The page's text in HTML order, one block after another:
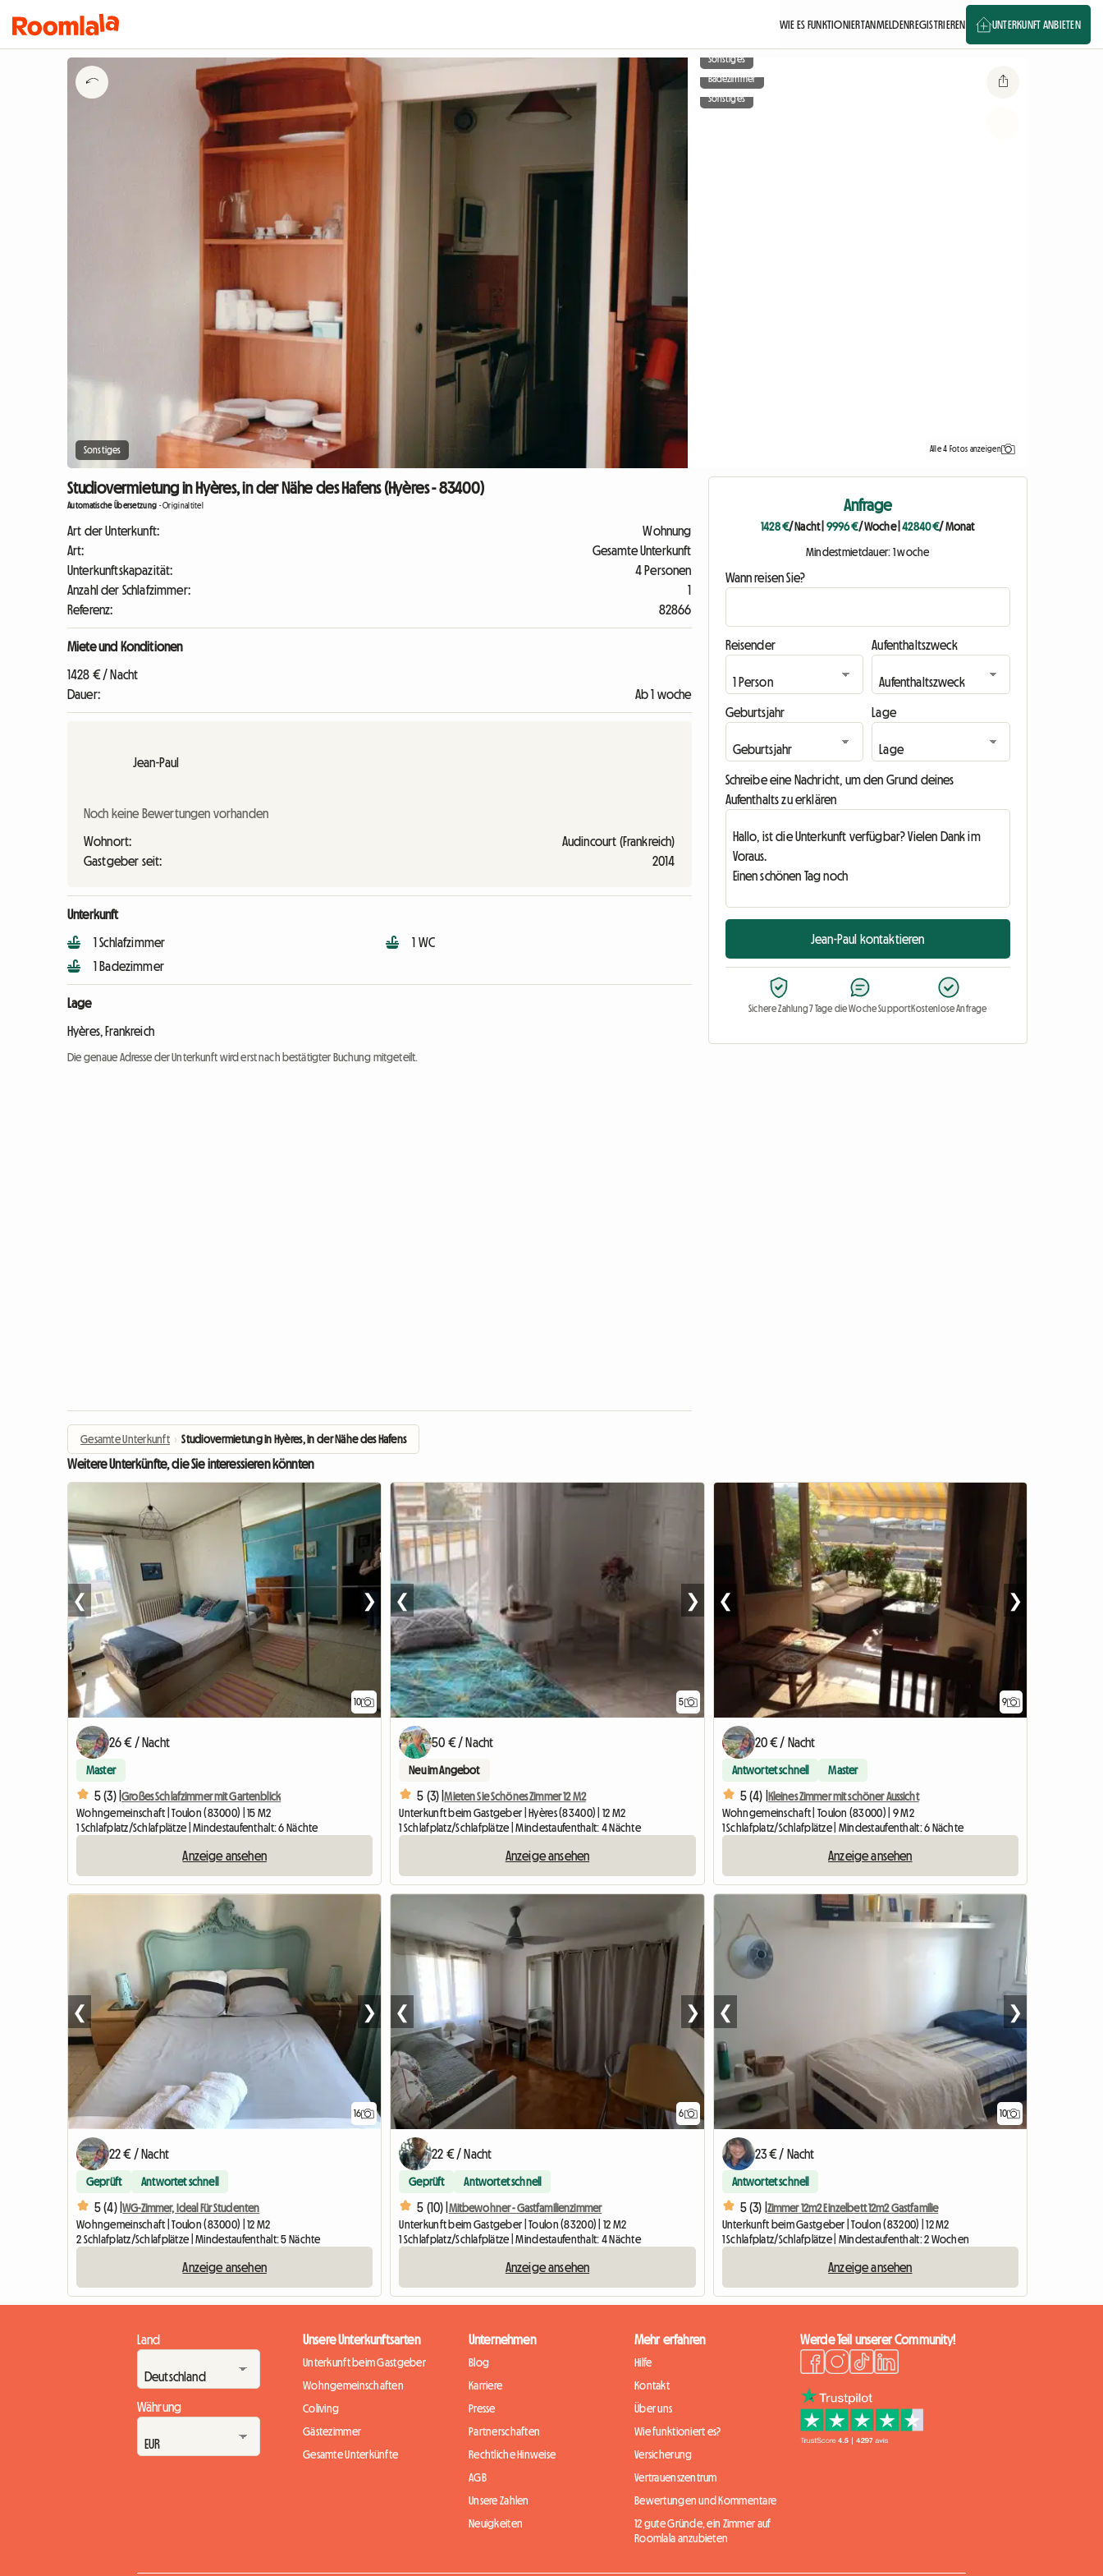
WIE ES FUNKTIONIERTANMELDENREGISTRIEREN UNTERKUNFT ANBIETEN
Sonstiges
Sonstiges
Badezimmer
Sonstiges
Alle 4 Fotos anzeigen
Studiovermietung in Hyères, in der Nähe des Hafens (Hyères - 83400)
Automatische Übersetzung -Originaltitel
Art der Unterkunft:
Wohnung
Art:
Gesamte Unterkunft
Unterkunftskapazität:
4 Personen
Anzahl der Schlafzimmer:
1
Referenz:
82866
Miete und Konditionen
1428 € / Nacht
Dauer:
Ab 1 woche
Jean-Paul
Noch keine Bewertungen vorhanden
Wohnort:
Audincourt (Frankreich)
Gastgeber seit:
2014
Unterkunft
1 Schlafzimmer
1 Badezimmer
1 WC
Lage
Hyères, Frankreich
Die genaue Adresse der Unterkunft wird erst nach bestätigter Buchung mitgeteilt.
Anfrage
1428 €/ Nacht| 9996 €/ Woche|42840 €/ Monat
Mindestmietdauer: 1 woche
Wann reisen Sie?
Reisender Aufenthaltszweck
Geburtsjahr Lage
Schreibe eine Nachricht, um den Grund deines
Aufenthalts zu erklären
Jean-Paul kontaktieren
Sichere Zahlung7 Tage die Woche SupportKostenlose Anfrage
Gesamte Unterkunft › Studiovermietung in Hyères, in der Nähe des Hafens
Weitere Unterkünfte, die Sie interessieren könnten
10
❮ ❯
26 € / Nacht
Master
5 (3) |Großes Schlafzimmer mit Gartenblick
Wohngemeinschaft | Toulon (83000) | 15 M2
1 Schlafplatz/Schlafplätze | Mindestaufenthalt: 6 Nächte
Anzeige ansehen
5
❮ ❯
50 € / Nacht
Neu im Angebot
5 (3) |Mieten Sie Schönes Zimmer 12 M2
Unterkunft beim Gastgeber | Hyères (83400) | 12 M2
1 Schlafplatz/Schlafplätze | Mindestaufenthalt: 4 Nächte
Anzeige ansehen
9
❮ ❯
20 € / Nacht
Antwortet schnell Master
5 (4) |
Kleines Zimmer mit schöner Aussicht
Wohngemeinschaft | Toulon (83000) | 9 M2
1 Schlafplatz/Schlafplätze | Mindestaufenthalt: 6 Nächte
Anzeige ansehen
16
❮ ❯
22 € / Nacht
Geprüft Antwortet schnell
5 (4) |WG-Zimmer, Ideal Für Studenten
Wohngemeinschaft | Toulon (83000) | 12 M2
2 Schlafplatz/Schlafplätze | Mindestaufenthalt: 5 Nächte
Anzeige ansehen
6
❮ ❯
22 € / Nacht
Geprüft Antwortet schnell
5 (10) | Mitbewohner - Gastfamilienzimmer
Unterkunft beim Gastgeber | Toulon (83200) | 12 M2
1 Schlafplatz/Schlafplätze | Mindestaufenthalt: 4 Nächte
Anzeige ansehen
10
❮ ❯
23 € / Nacht
Antwortet schnell
5 (3) | Zimmer 12m2 Einzelbett 12m2 Gastfamilie
Unterkunft beim Gastgeber | Toulon (83200) | 12 M2
1 Schlafplatz/Schlafplätze | Mindestaufenthalt: 2 Wochen
Anzeige ansehen
Land
Währung
Unsere Unterkunftsarten
Unterkunft beim Gastgeber
Wohngemeinschaften
Coliving
Gästezimmer
Gesamte Unterkünfte
Unternehmen
Blog
Karriere
Presse
Partnerschaften
Rechtliche Hinweise
AGB
Unsere Zahlen
Neuigkeiten
Mehr erfahren
Hilfe
Kontakt
Über uns
Wie funktioniert es?
Versicherung
Vertrauenszentrum
Bewertungen und Kommentare
12 gute Gründe, ein Zimmer auf
Roomlala anzubieten
Werde Teil unserer Community!